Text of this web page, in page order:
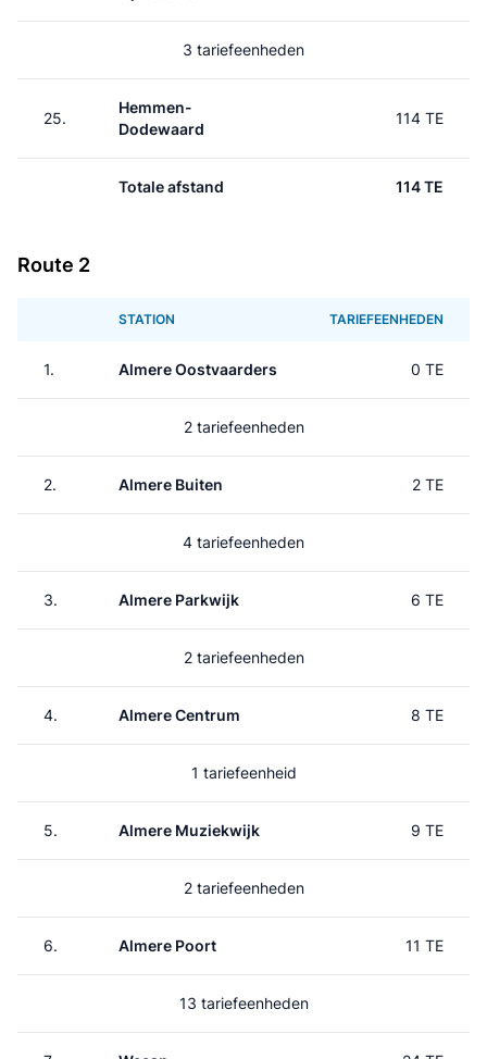
3 tariefeenheden
25.
Hemmen-
Dodewaard
114 TE
Totale afstand 114 TE
Route 2
STATION TARIEFEENHEDEN
1. Almere Oostvaarders 0 TE
2 tariefeenheden
2. Almere Buiten 2 TE
4 tariefeenheden
3. Almere Parkwijk 6 TE
2 tariefeenheden
4. Almere Centrum 8 TE
1 tariefeenheid
5. Almere Muziekwijk 9 TE
2 tariefeenheden
6. Almere Poort 11 TE
13 tariefeenheden